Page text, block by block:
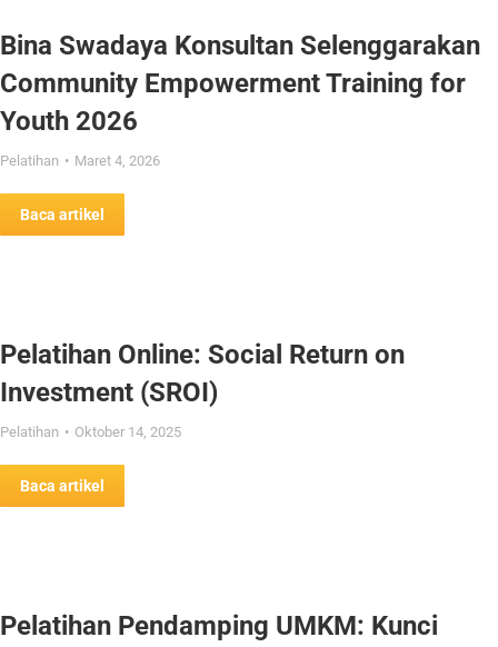
Bina Swadaya Konsultan Selenggarakan
Community Empowerment Training for
Youth 2026
Pelatihan Maret 4, 2026
Baca artikel
Pelatihan Online: Social Return on
Investment (SROI)
Pelatihan Oktober 14, 2025
Baca artikel
Pelatihan Pendamping UMKM: Kunci